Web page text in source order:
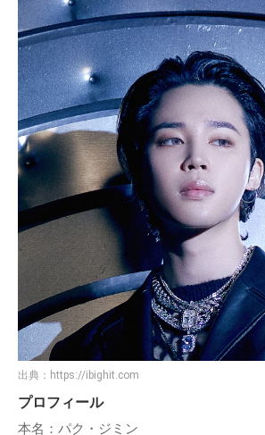
出典： https://ibighit.com
プロフィール
本名：パク・ジミン